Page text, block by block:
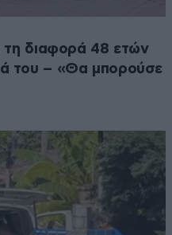
τη διαφορά 48 ετών
του – «Θα μπορούσε